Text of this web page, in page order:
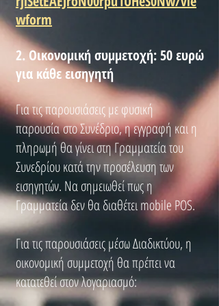
wform
2. Oικονομική συμμετοχή: 50 ευρώ
για κάθε εισηγητή
Για τις παρουσιάσειςμε φυσική
παρουσίαστο Συνέδριο, η εγγραφή και η
πληρωμή θα γίνει στη Γραμματείατου
Συνεδρίου κατά την προσέλευση των
εισηγητών. Να σημειωθεί πως η
Γραμματεία δεν θα διαθέτει mobile POS.
Για τις παρουσιάσεις μέσω Διαδικτύου, η
οικονομική συμμετοχή θα πρέπει να
κατατεθεί στον λογαριασμό: